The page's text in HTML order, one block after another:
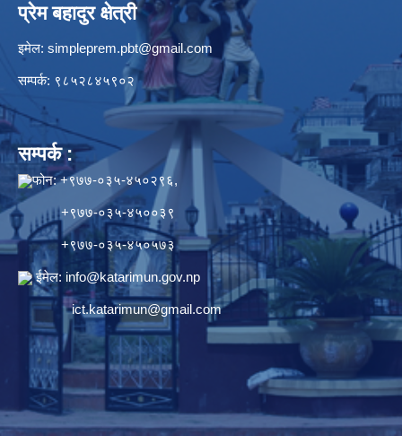
प्रेम बहादुर क्षेत्री
इमेल: simpleprem.pbt@gmail.com
सम्पर्क: ९८५२८४५९०२
सम्पर्क :
फोन: +९७७-०३५-४५०२९६,
+९७७-०३५-४५००३९
+९७७-०३५-४५०५७३
ईमेल: info@katarimun.gov.np
ict.katarimun@gmail.com